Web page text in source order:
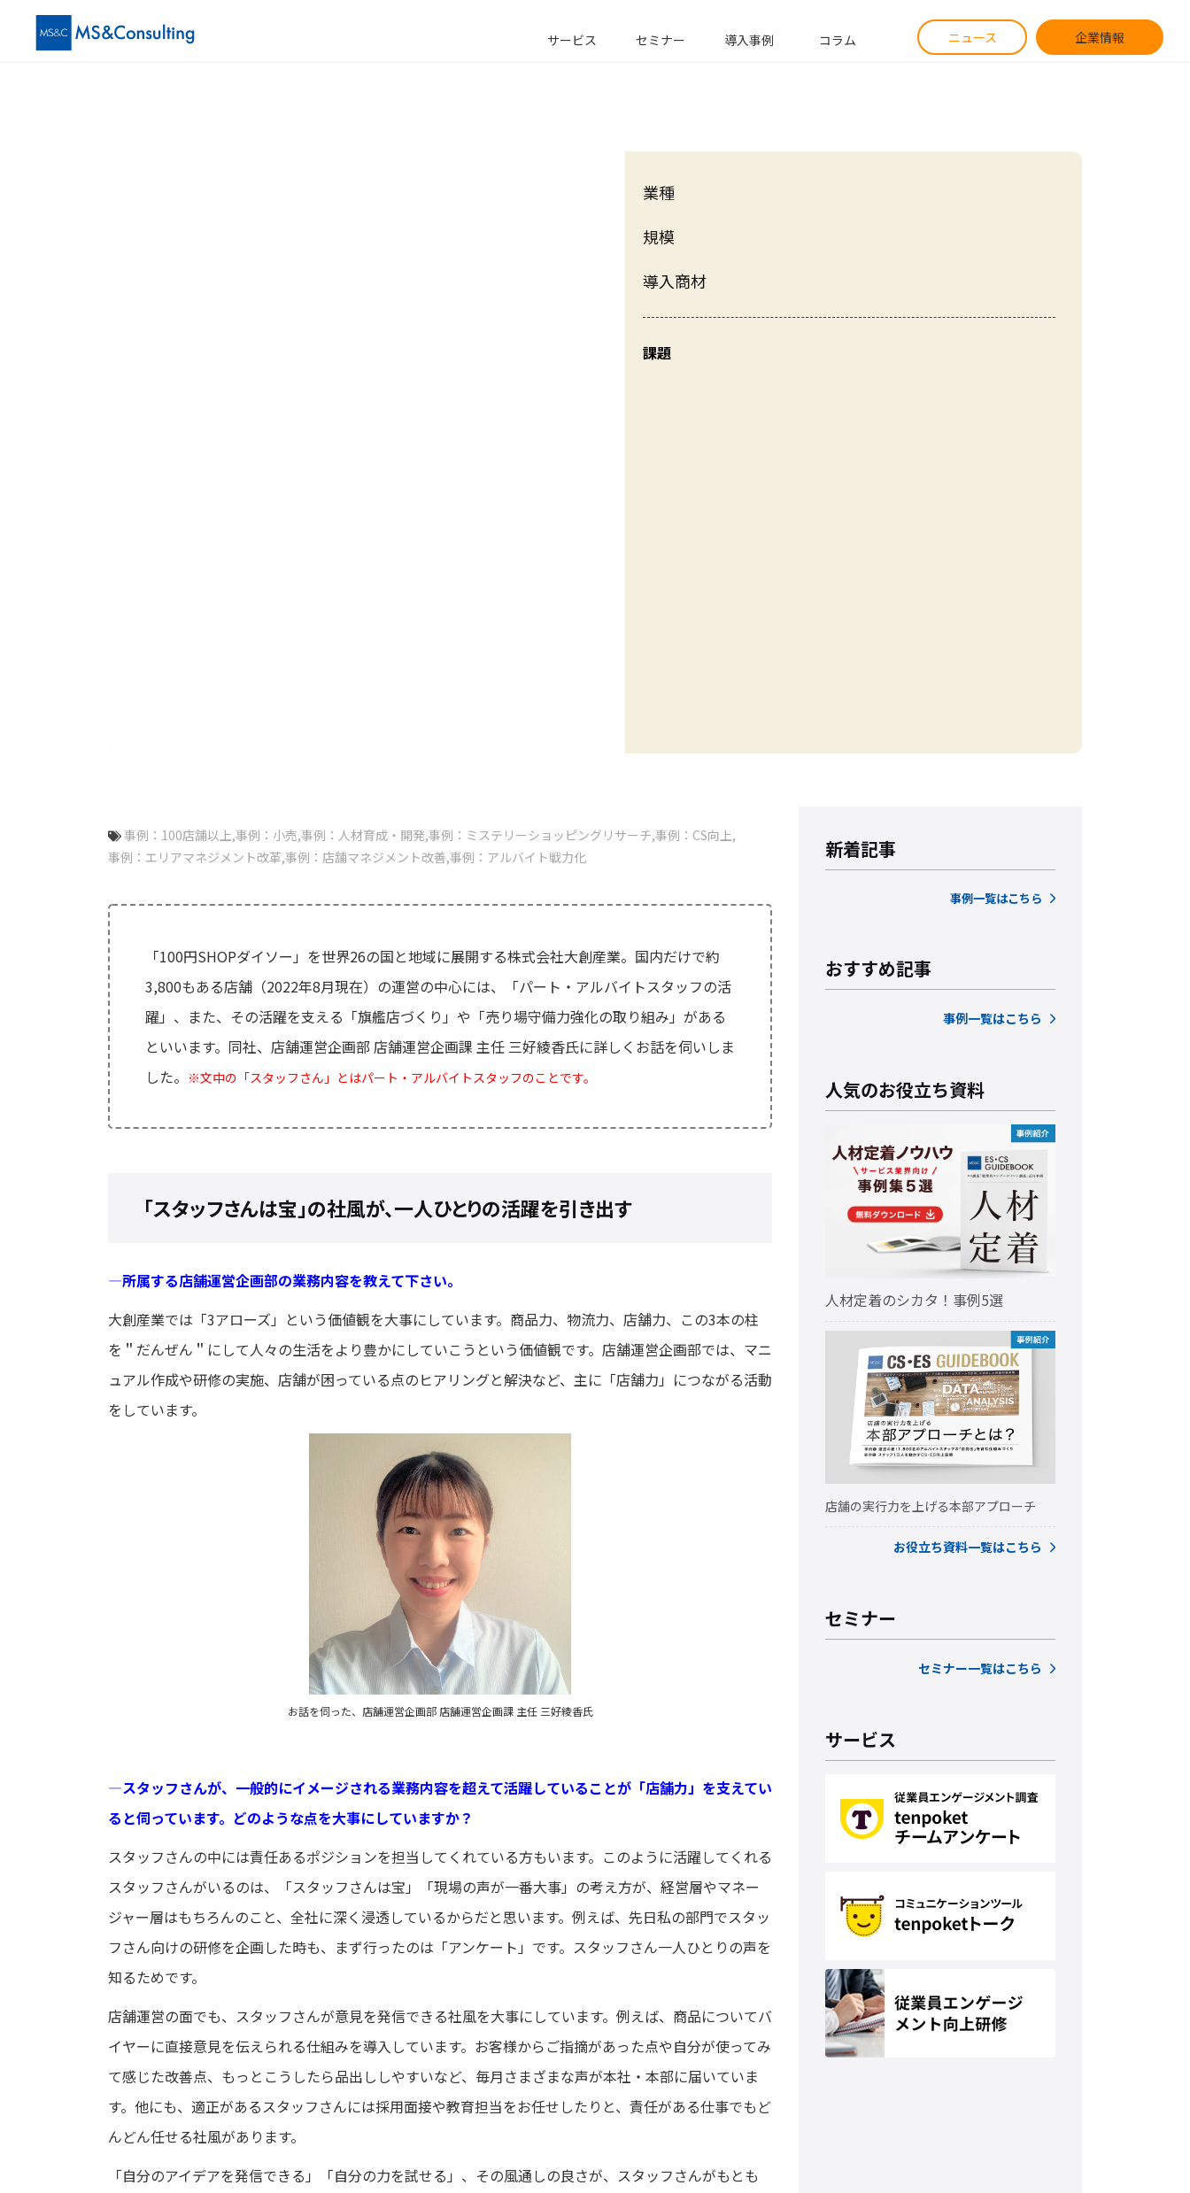
サービス セミナー 導入事例 コラム ニュース 企業情報
業種
規模
導入商材
課題
事例：100店舗以上 事例：小売 事例：人材育成・開発 事例：ミステリーショッピングリサーチ 事例：CS向上
事例：エリアマネジメント改革 事例：店舗マネジメント改善 事例：アルバイト戦力化
「100円SHOPダイソー」を世界26の国と地域に展開する株式会社大創産業。国内だけで約
3,800もある店舗（2022年8月現在）の運営の中心には、「パート・アルバイトスタッフの活
躍」、また、その活躍を支える「旗艦店づくり」や「売り場守備力強化の取り組み」がある
といいます。同社、店舗運営企画部 店舗運営企画課 主任 三好綾香氏に詳しくお話を伺いしま
した。 ※文中の「スタッフさん」とはパート・アルバイトスタッフのことです。
「スタッフさんは宝」の社風が、一人ひとりの活躍を引き出す
―所属する店舗運営企画部の業務内容を教えて下さい。
大創産業では「3アローズ」という価値観を大事にしています。商品力、物流力、店舗力、この3本の柱
を＂だんぜん＂にして人々の生活をより豊かにしていこうという価値観です。店舗運営企画部では、マニ
ュアル作成や研修の実施、店舗が困っている点のヒアリングと解決など、主に「店舗力」につながる活動
をしています。
お話を伺った、店舗運営企画部 店舗運営企画課 主任 三好綾香氏
―スタッフさんが、一般的にイメージされる業務内容を超えて活躍していることが「店舗力」を支えてい
ると伺っています。どのような点を大事にしていますか？
スタッフさんの中には責任あるポジションを担当してくれている方もいます。このように活躍してくれる
スタッフさんがいるのは、「スタッフさんは宝」「現場の声が一番大事」の考え方が、経営層やマネー
ジャー層はもちろんのこと、全社に深く浸透しているからだと思います。例えば、先日私の部門でスタッ
フさん向けの研修を企画した時も、まず行ったのは「アンケート」です。スタッフさん一人ひとりの声を
知るためです。
店舗運営の面でも、スタッフさんが意見を発信できる社風を大事にしています。例えば、商品についてバ
イヤーに直接意見を伝えられる仕組みを導入しています。お客様からご指摘があった点や自分が使ってみ
て感じた改善点、もっとこうしたら品出ししやすいなど、毎月さまざまな声が本社・本部に届いていま
す。他にも、適正があるスタッフさんには採用面接や教育担当をお任せしたりと、責任がある仕事でもど
んどん任せる社風があります。
「自分のアイデアを発信できる」「自分の力を試せる」、その風通しの良さが、スタッフさんがもとも
新着記事
事例一覧はこちら
おすすめ記事
事例一覧はこちら
人気のお役立ち資料
人材定着のシカタ！事例5選
店舗の実行力を上げる本部アプローチ
お役立ち資料一覧はこちら
セミナー
セミナー一覧はこちら
サービス